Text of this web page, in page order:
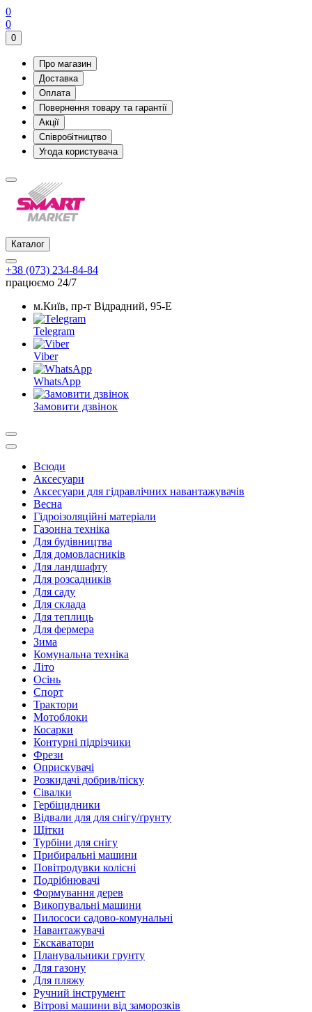
0
0
0
Про магазин
Доставка
Оплата
Повернення товару та гарантії
Акції
Співробітництво
Угода користувача
Каталог
+38 (073) 234-84-84
працюємо 24/7
м.Київ, пр-т Відрадний, 95-Е
Telegram
Viber
WhatsApp
Замовити дзвінок
Всюди
Аксесуари
Аксесуари для гідравлічних навантажувачів
Весна
Гідроізоляційні матеріали
Газонна техніка
Для будівництва
Для домовласників
Для ландшафту
Для розсадників
Для саду
Для склада
Для теплиць
Для фермера
Зима
Комунальна техніка
Літо
Осінь
Спорт
Трактори
Мотоблоки
Косарки
Контурні підрізчики
Фрези
Оприскувачі
Розкидачі добрив/піску
Сівалки
Гербіцидники
Відвали для для снігу/ґрунту
Щітки
Турбіни для снігу
Прибиральні машини
Повітродувки колісні
Подрібнювачі
Формування дерев
Викопувальні машини
Пилососи садово-комунальні
Навантажувачі
Екскаватори
Планувальники грунту
Для газону
Для пляжу
Ручний інструмент
Вітрові машини від заморозків